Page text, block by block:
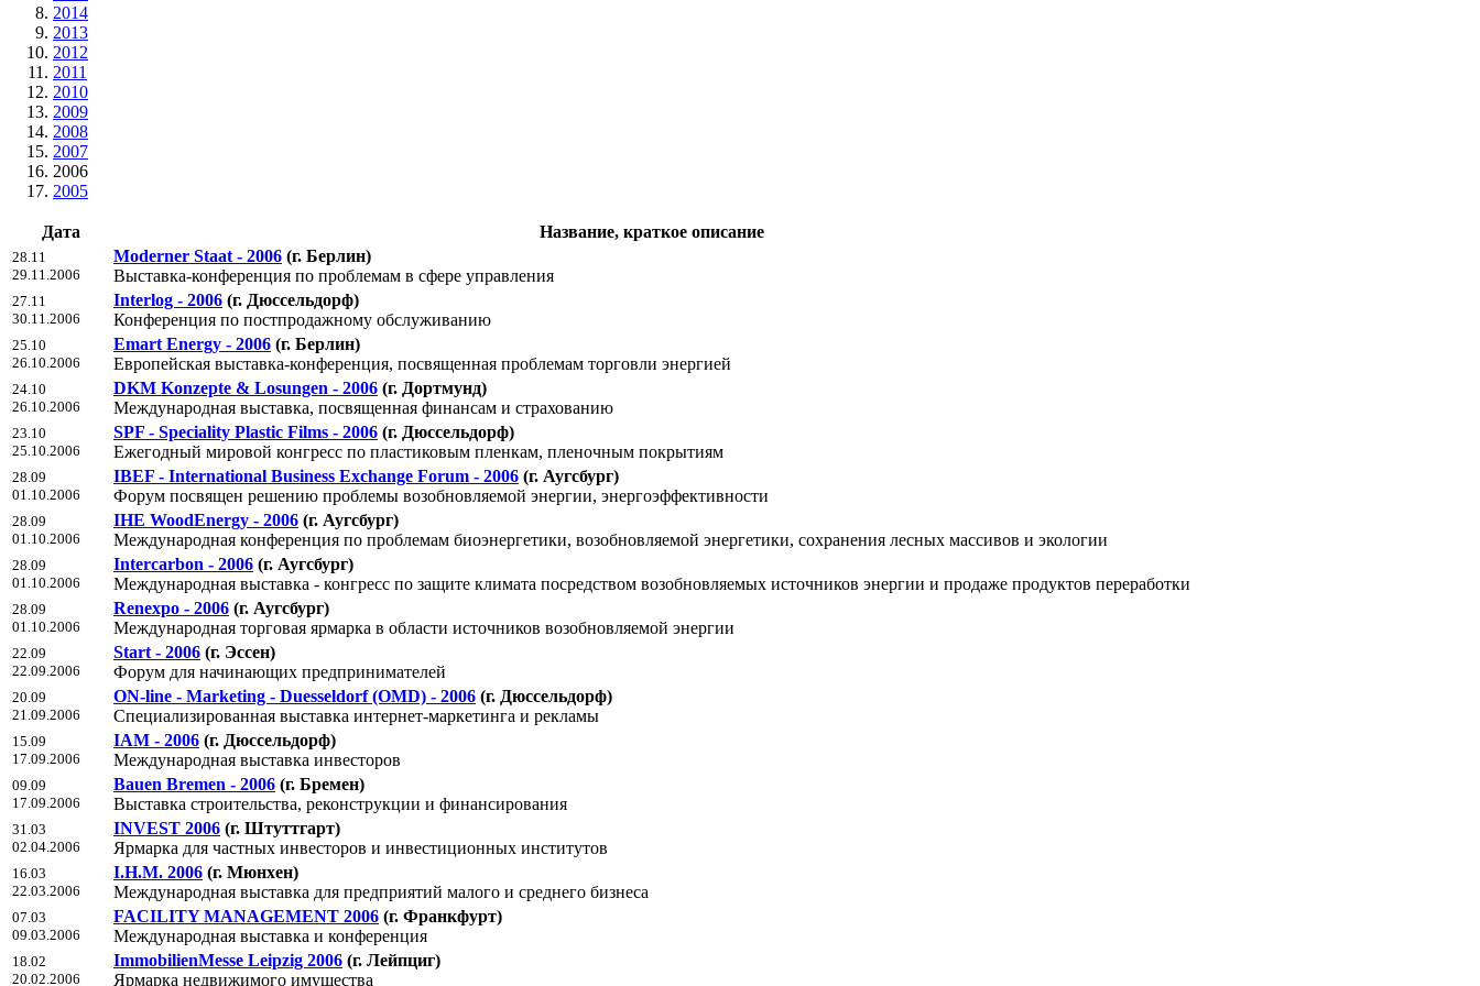
2014
2013
2012
2011
2010
2009
2008
2007
2006
2005
Дата Название, краткое описание
28.11
29.11.2006
Moderner Staat - 2006 (г. Берлин)
Выставка-конференция по проблемам в сфере управления
27.11
30.11.2006
Interlog - 2006 (г. Дюссельдорф)
Конференция по постпродажному обслуживанию
25.10
26.10.2006
Emart Energy - 2006 (г. Берлин)
Европейская выставка-конференция, посвященная проблемам торговли энергией
24.10
26.10.2006
DKM Konzepte & Losungen - 2006 (г. Дортмунд)
Международная выставка, посвященная финансам и страхованию
23.10
25.10.2006
SPF - Speciality Plastic Films - 2006 (г. Дюссельдорф)
Ежегодный мировой конгресс по пластиковым пленкам, пленочным покрытиям
28.09
01.10.2006
IBEF - International Business Exchange Forum - 2006 (г. Аугсбург)
Форум посвящен решению проблемы возобновляемой энергии, энергоэффективности
28.09
01.10.2006
IHE WoodEnergy - 2006 (г. Аугсбург)
Международная конференция по проблемам биоэнергетики, возобновляемой энергетики, сохранения лесных массивов и экологии
28.09
01.10.2006
Intercarbon - 2006 (г. Аугсбург)
Международная выставка - конгресс по защите климата посредством возобновляемых источников энергии и продаже продуктов переработки
28.09
01.10.2006
Renexpo - 2006 (г. Аугсбург)
Международная торговая ярмарка в области источников возобновляемой энергии
22.09
22.09.2006
Start - 2006 (г. Эссен)
Форум для начинающих предпринимателей
20.09
21.09.2006
ON-line - Marketing - Duesseldorf (OMD) - 2006 (г. Дюссельдорф)
Специализированная выставка интернет-маркетинга и рекламы
15.09
17.09.2006
IAM - 2006 (г. Дюссельдорф)
Международная выставка инвесторов
09.09
17.09.2006
Bauen Bremen - 2006 (г. Бремен)
Выставка строительства, реконструкции и финансирования
31.03
02.04.2006
INVEST 2006 (г. Штуттгарт)
Ярмарка для частных инвесторов и инвестиционных институтов
16.03
22.03.2006
I.H.M. 2006 (г. Мюнхен)
Международная выставка для предприятий малого и среднего бизнеса
07.03
09.03.2006
FACILITY MANAGEMENT 2006 (г. Франкфурт)
Международная выставка и конференция
18.02
20.02.2006
ImmobilienMesse Leipzig 2006 (г. Лейпциг)
Ярмарка недвижимого имущества